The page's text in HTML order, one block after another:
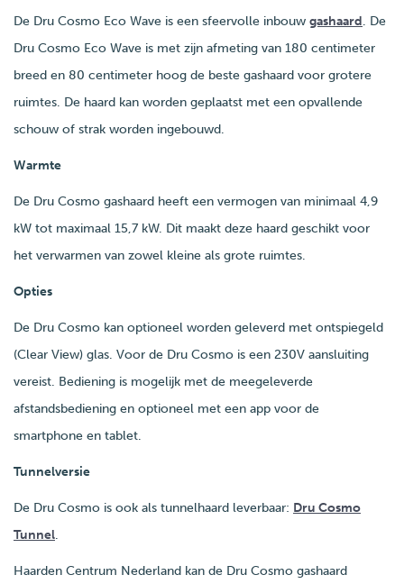
De Dru Cosmo Eco Wave is een sfeervolle inbouw gashaard. De
Dru Cosmo Eco Wave is met zijn afmeting van 180 centimeter
breed en 80 centimeter hoog de beste gashaard voor grotere
ruimtes. De haard kan worden geplaatst met een opvallende
schouw of strak worden ingebouwd.
Warmte
De Dru Cosmo gashaard heeft een vermogen van minimaal 4,9
kW tot maximaal 15,7 kW. Dit maakt deze haard geschikt voor
het verwarmen van zowel kleine als grote ruimtes.
Opties
De Dru Cosmo kan optioneel worden geleverd met ontspiegeld
(Clear View) glas. Voor de Dru Cosmo is een 230V aansluiting
vereist. Bediening is mogelijk met de meegeleverde
afstandsbediening en optioneel met een app voor de
smartphone en tablet.
Tunnelversie
De Dru Cosmo is ook als tunnelhaard leverbaar: Dru Cosmo
Tunnel.
Haarden Centrum Nederland kan de Dru Cosmo gashaard